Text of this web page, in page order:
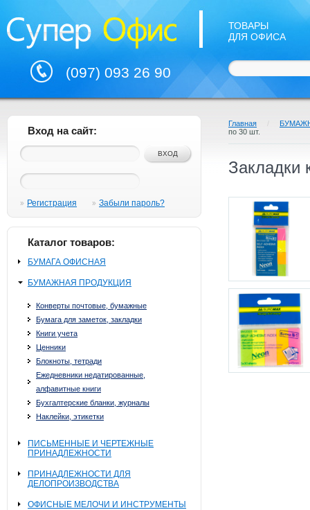
(097) 093 26 90
ТОВАРЫ
ДЛЯ ОФИСА
Вход на сайт:
Регистрация Забыли пароль?
Каталог товаров:
БУМАГА ОФИСНАЯ
БУМАЖНАЯ ПРОДУКЦИЯ
Конверты почтовые, бумажные
Бумага для заметок, закладки
Книги учета
Ценники
Блокноты, тетради
Ежедневники недатированные,
алфавитные книги
Бухгалтерские бланки, журналы
Наклейки, этикетки
ПИСЬМЕННЫЕ И ЧЕРТЕЖНЫЕ
ПРИНАДЛЕЖНОСТИ
ПРИНАДЛЕЖНОСТИ ДЛЯ
ДЕЛОПРОИЗВОДСТВА
ОФИСНЫЕ МЕЛОЧИ И ИНСТРУМЕНТЫ
Главная /
по 30 шт.
Закладки